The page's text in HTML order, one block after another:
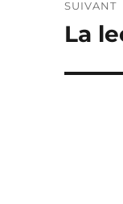
SUIVANT
suivante
La